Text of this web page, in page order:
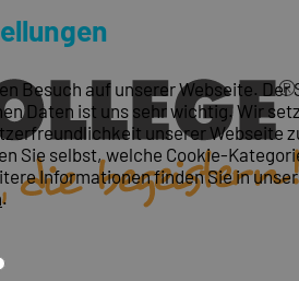
Besuch auf unserer Webseite. Der
Daten ist uns sehr wichtig. Wir
unserer Webseite
Sie selbst, welche Cookie-
Informationen finden Sie in
.